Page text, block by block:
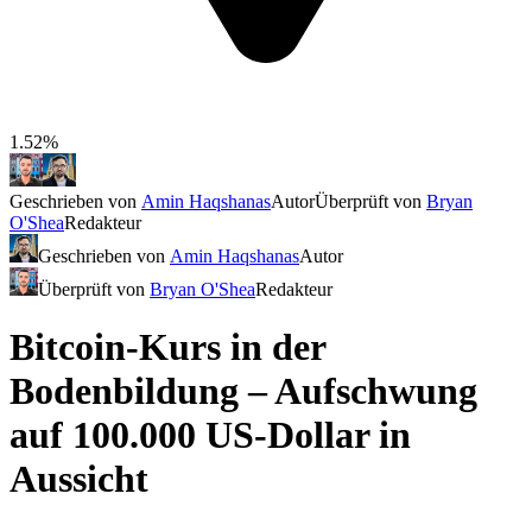
1.52%
Geschrieben von Amin HaqshanasAutorÜberprüft von Bryan
O'SheaRedakteur
Geschrieben von Amin HaqshanasAutor
Überprüft von Bryan O'SheaRedakteur
Bitcoin-Kurs in der
Bodenbildung – Aufschwung
auf 100.000 US-Dollar in
Aussicht